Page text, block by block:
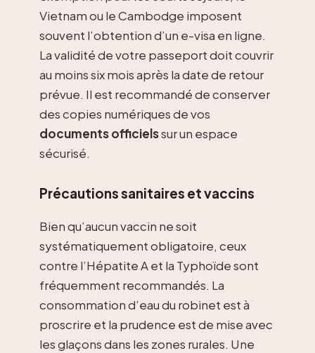
Vietnam ou le Cambodge imposent
souvent l’obtention d’un e-visa en ligne.
La validité de votre passeport doit couvrir
au moins six mois après la date de retour
prévue. Il est recommandé de conserver
des copies numériques de vos
documents officielssur un espace
sécurisé.
Précautions sanitaires et vaccins
Bien qu’aucun vaccin ne soit
systématiquement obligatoire, ceux
contre l’Hépatite A et la Typhoïde sont
fréquemment recommandés. La
consommation d’eau du robinet est à
proscrire et la prudence est de mise avec
les glaçons dans les zones rurales. Une